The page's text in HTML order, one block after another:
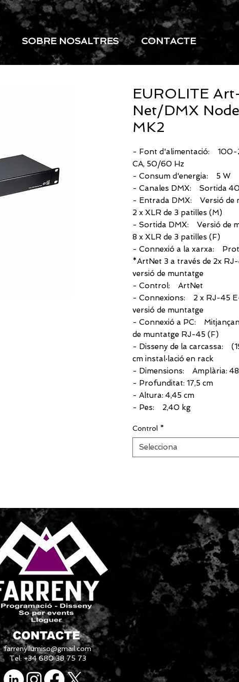
SOBRE NOSALTRES CONTACTE
EUROLITE
Net/DMX
MK2
- Font d'alimentació: 100-
CA, 50/60 Hz
- Consum d'energia: 5 W
- Canales DMX: Sortida
- Entrada DMX: Versió de
2 x XLR de 3 patilles (M)
- Sortida DMX: Versió de
8 x XLR de 3 patilles (F)
- Connexió a la xarxa:
*ArtNet 3 a través de 2x
versió de muntatge
- Control: ArtNet
- Connexions: 2 x RJ-45
versió de muntatge
- Connexió a PC:
de muntatge RJ-45 (F)
- Disseny de la carcassa:
cm instal·lació en rack
- Dimensions: Amplària:
- Profunditat: 17,5 cm
- Altura: 4,45 cm
- Pes: 2,40 kg
Control *
Selecciona
CONTACTE
farrenyllumiso@gmail.com
Tel: +34 680 38 75 73